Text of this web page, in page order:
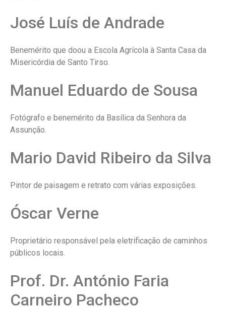
José Luís de Andrade
Benemérito que doou a Escola Agrícola à Santa Casa da
Misericórdia de Santo Tirso.
Manuel Eduardo de Sousa
Fotógrafo e benemérito da Basílica da Senhora da
Assunção.
Mario David Ribeiro da Silva
Pintor de paisagem e retrato com várias exposições.
Óscar Verne
Proprietário responsável pela eletrificação de caminhos
públicos locais.
Prof. Dr. António Faria
Carneiro Pacheco